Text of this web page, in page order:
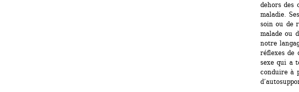
dehors des
maladie.
soin ou de
malade ou
notre
réflexes de
sexe qui a
conduire à